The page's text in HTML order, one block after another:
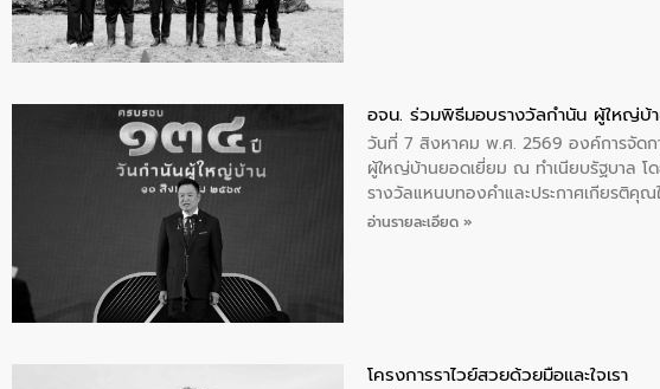
อจน. ร่วมพิธีมอบรางวัลกำนัน ผู้ใหญ่บ้
วันที่ 7 สิงหาคม พ.ศ. 2569 องค์การจัด
ผู้ใหญ่บ้านยอดเยี่ยม ณ ทำเนียบรัฐบาล โ
รางวัลแหนบทองคำและประกาศเกียรติคุ
อ่านรายละเอียด »
โครงการราไวย์สวยด้วยมือและใจเรา